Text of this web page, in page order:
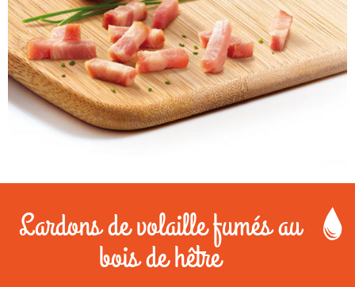
Lardons de volaille fumés au
bois de hêtre